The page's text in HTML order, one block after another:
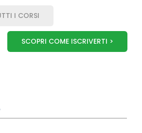
I CORSI
SCOPRI COME ISCRIVERTI >